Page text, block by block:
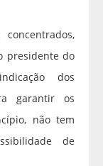
presidente do
dos
garantir os
não tem
de